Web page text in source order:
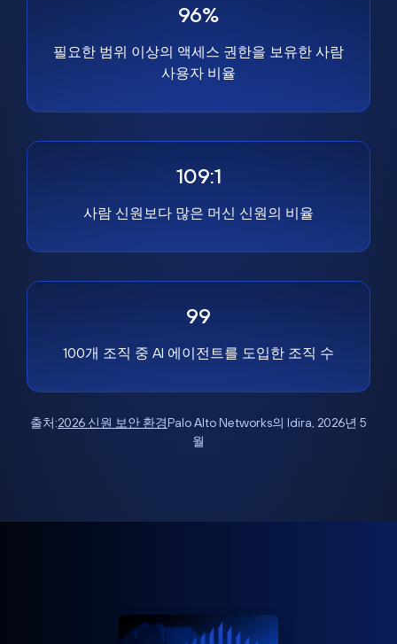
96%
필요한 범위 이상의 액세스 권한을 보유한 사람
사용자 비율
109:1
사람 신원보다 많은 머신 신원의 비율
99
100개 조직 중 AI 에이전트를 도입한 조직 수
출처:2026 신원 보안 환경Palo Alto Networks의 Idira, 2026년 5
월